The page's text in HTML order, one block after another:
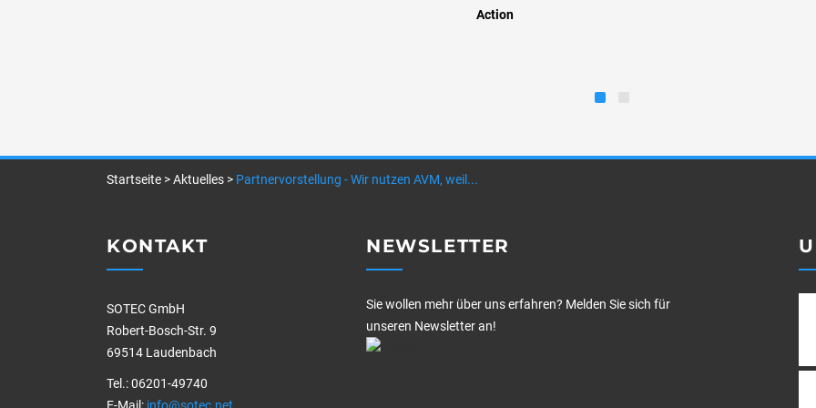
Action
Startseite >Aktuelles > Partnervorstellung - Wir nutzen AVM, weil...
KONTAKT
SOTEC GmbH
Robert-Bosch-Str. 9
69514 Laudenbach
Tel.: 06201-49740
NEWSLETTER
Sie wollen mehr über uns erfahren? Melden Sie sich für
unseren Newsletter an!